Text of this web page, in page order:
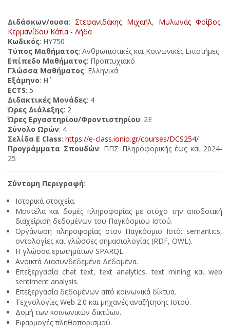
Διδάσκων/ουσα: Στεφανιδάκης Μιχαήλ, Μυλωνάς Φοίβος,
Κερμανίδου Κάτια - Λήδα
Κωδικός: ΗΥ750
Τύπος Μαθήματος: Ανθρωπιστικές και Κοινωνικές Επιστήμες
Επίπεδο Μαθήματος: Προπτυχιακό
Γλώσσα Μαθήματος: Ελληνικά
Εξάμηνο: Η΄
ECTS: 5
Διδακτικές Μονάδες: 4
Ώρες Διάλεξης: 2
Ώρες Εργαστηρίου/Φροντιστηρίου: 2Ε
Σύνολο Ωρών: 4
Σελίδα E Class: https://e-class.ionio.gr/courses/DCS254/
Προγράμματα Σπουδών: ΠΠΣ Πληροφορικής έως και 2024-
25
Σύντομη Περιγραφή:
Ιστορικά στοιχεία.
Μοντέλα και δομές πληροφορίας με στόχο την αποδοτική
διαχείριση δεδομένων του Παγκόσμιου Ιστού.
Οργάνωση πληροφορίας στον Παγκόσμιο Ιστό: semantics,
οντολογίες και γλώσσες σημασιολογίας (RDF, OWL).
Η γλώσσα ερωτημάτων SPARQL.
Ανοικτά Διασυνδεδεμένα Δεδομένα.
Επεξεργασία chat text, text analytics, text mining και web
sentiment analysis.
Επεξεργασία δεδομένων από κοινωνικά δίκτυα.
Τεχνολογίες Web 2.0 και μηχανές αναζήτησης Ιστού.
Δομή των κοινωνικών δικτύων.
Εφαρμογές πληθοπορισμού.